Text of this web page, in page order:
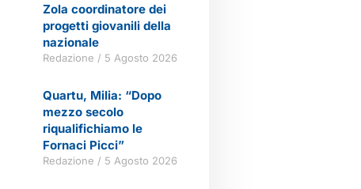
Zola coordinatore dei
progetti giovanili della
nazionale
Redazione 5 Agosto 2026
Quartu, Milia: “Dopo
mezzo secolo
riqualifichiamo le
Fornaci Picci”
Redazione 5 Agosto 2026